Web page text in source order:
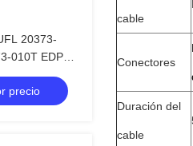
20373-
010T EDP
ensamblaje
precio
cable
Conectores
Duración del
cable